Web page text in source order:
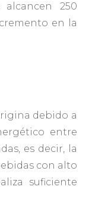
250
en la
debido a
entre
es decir, la
con alto
suficiente